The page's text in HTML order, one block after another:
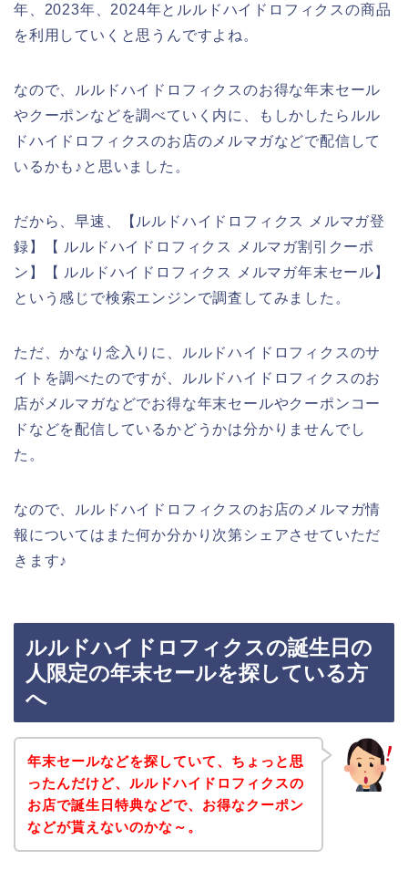
年、2023年、2024年とルルドハイドロフィクスの商品
を利用していくと思うんですよね。
なので、ルルドハイドロフィクスのお得な年末セール
やクーポンなどを調べていく内に、もしかしたらルル
ドハイドロフィクスのお店のメルマガなどで配信して
いるかも♪と思いました。
だから、早速、【ルルドハイドロフィクス メルマガ登
録】【 ルルドハイドロフィクス メルマガ割引クーポ
ン】【 ルルドハイドロフィクス メルマガ年末セール】
という感じで検索エンジンで調査してみました。
ただ、かなり念入りに、ルルドハイドロフィクスのサ
イトを調べたのですが、ルルドハイドロフィクスのお
店がメルマガなどでお得な年末セールやクーポンコー
ドなどを配信しているかどうかは分かりませんでし
た。
なので、ルルドハイドロフィクスのお店のメルマガ情
報についてはまた何か分かり次第シェアさせていただ
きます♪
ルルドハイドロフィクスの誕生日の
人限定の年末セールを探している方
へ
年末セールなどを探していて、ちょっと思
ったんだけど、ルルドハイドロフィクスの
お店で誕生日特典などで、お得なクーポン
などが貰えないのかな～。